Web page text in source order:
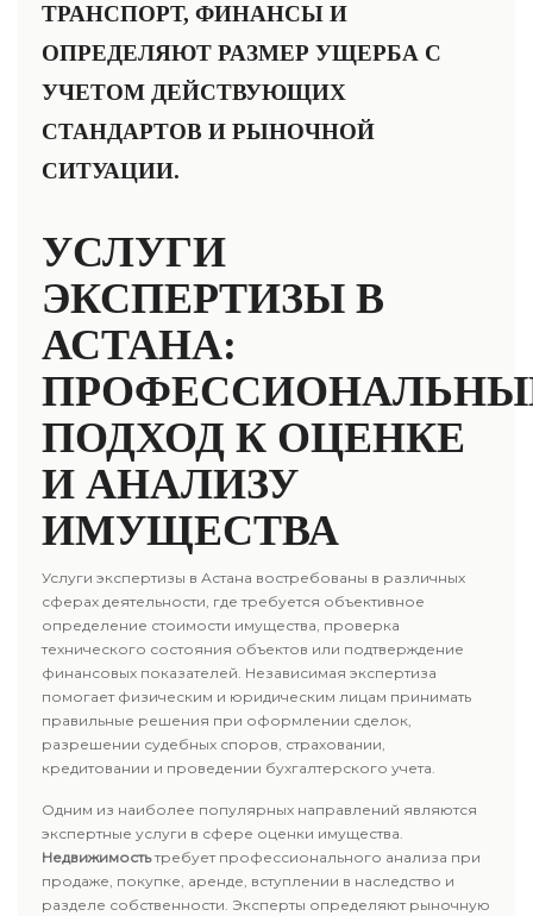
ТРАНСПОРТ, ФИНАНСЫ И
ОПРЕДЕЛЯЮТ РАЗМЕР УЩЕРБА С
УЧЕТОМ ДЕЙСТВУЮЩИХ
СТАНДАРТОВ И РЫНОЧНОЙ
СИТУАЦИИ.
УСЛУГИ
ЭКСПЕРТИЗЫ В
АСТАНА:
ПОДХОД К ОЦЕНКЕ
И АНАЛИЗУ
ИМУЩЕСТВА
Услуги экспертизы в Астана востребованы в различных
сферах деятельности, где требуется объективное
определение стоимости имущества, проверка
технического состояния объектов или подтверждение
финансовых показателей. Независимая экспертиза
помогает физическим и юридическим лицам принимать
правильные решения при оформлении сделок,
разрешении судебных споров, страховании,
кредитовании и проведении бухгалтерского учета.
Одним из наиболее популярных направлений являются
экспертные услуги в сфере оценки имущества.
Недвижимостьтребует профессионального анализа при
продаже, покупке, аренде, вступлении в наследство и
разделе собственности. Эксперты определяют рыночную